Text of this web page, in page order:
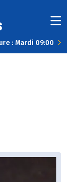
: Mardi 09:00